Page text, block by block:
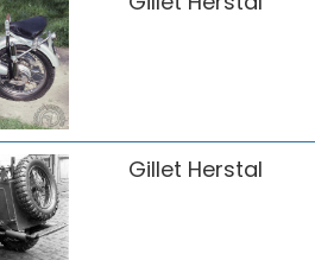
Gillet Herstal